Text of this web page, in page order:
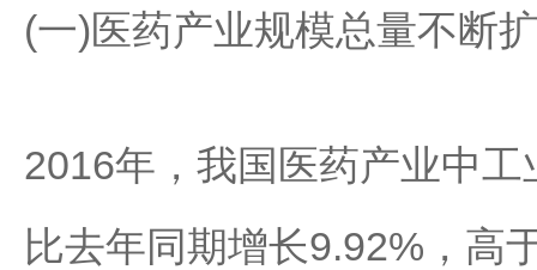
(一)医药产业规模总量不断
2016年，我国医药产业中
比去年同期增长9.92%，高